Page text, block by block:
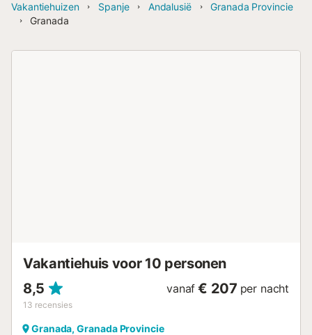
Vakantiehuizen Spanje Andalusië
Granada Provincie
Granada
Vakantiehuis voor 10 personen
8,5
13 recensies
vanaf € 207 per nacht
Granada, Granada Provincie